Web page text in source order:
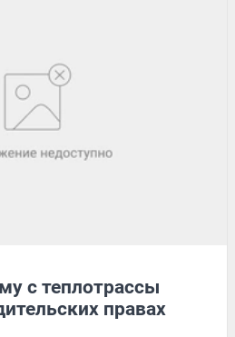
с теплотрассы
правах